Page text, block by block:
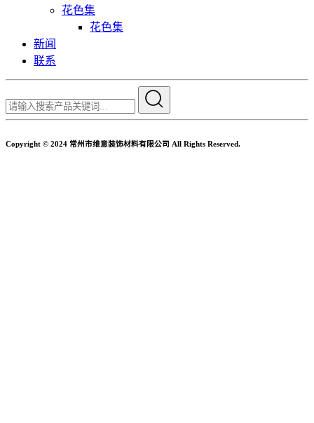
花色集
花色集
新闻
联系
Copyright © 2024 常州市维意装饰材料有限公司 All Rights Reserved.